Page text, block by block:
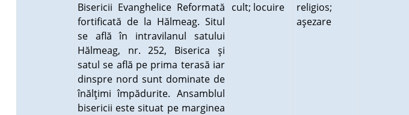
Bisericii Evanghelice Reformată
fortificată de la Hălmeag. Situl
se află în intravilanul satului
Hălmeag, nr. 252, Biserica şi
satul se află pe prima terasă iar
dinspre nord sunt dominate de
înălţimi împădurite. Ansamblul
bisericii este situat pe marginea
cult; locuire
religios;
aşezare